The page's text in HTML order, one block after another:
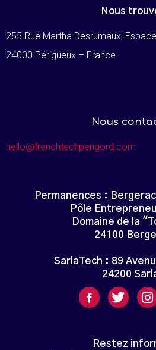
Nous
255 Rue Martha Desrumaux,
24000 Périgueux – France
Nous
hello@frenchtechperigord.com
Permanences :
Pôle
Domaine de la
24100
SarlaTech : 89
24200
Restez